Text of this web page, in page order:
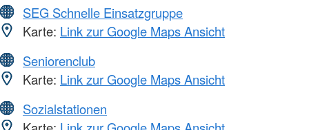
SEG Schnelle Einsatzgruppe
Karte: Link zur Google Maps Ansicht
Seniorenclub
Karte: Link zur Google Maps Ansicht
Sozialstationen